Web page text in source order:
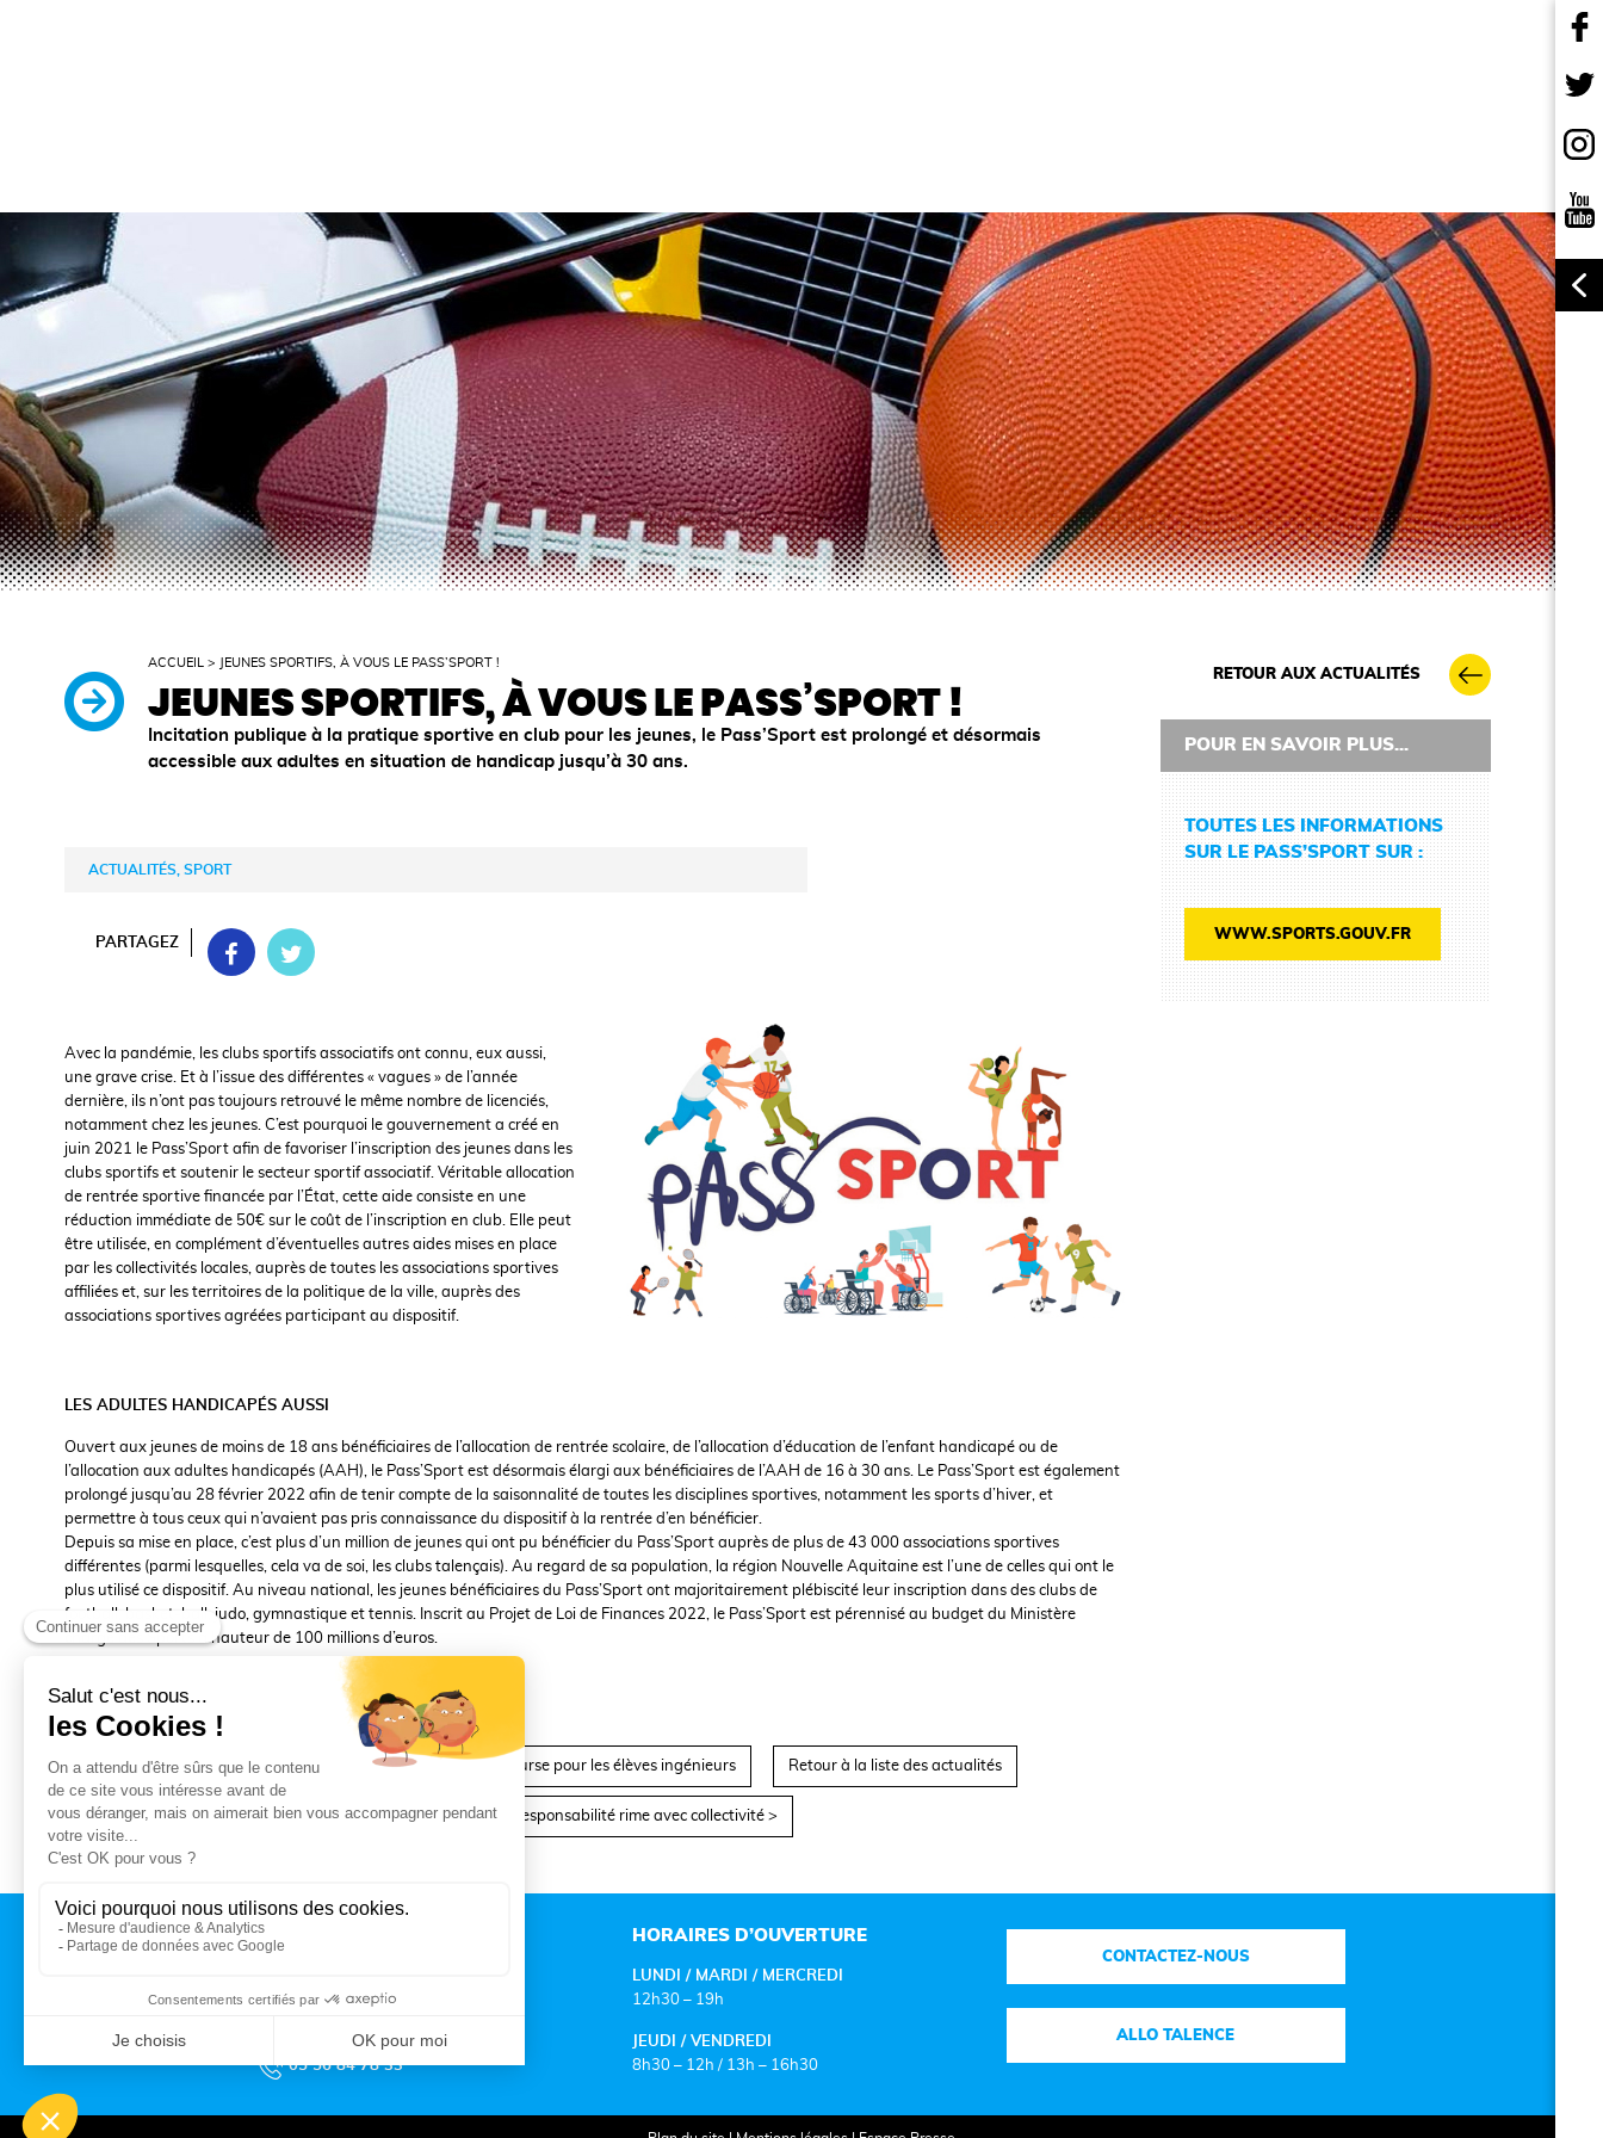
ACCUEIL > JEUNES SPORTIFS, À VOUS LE PASS’SPORT !
JEUNES SPORTIFS, À VOUS LE PASS’SPORT !
Incitation publique à la pratique sportive en club pour les jeunes, le Pass’Sport est prolongé et désormais
accessible aux adultes en situation de handicap jusqu’à 30 ans.
ACTUALITÉS, SPORT
PARTAGEZ
Avec la pandémie, les clubs sportifs associatifs ont connu, eux aussi,
une grave crise. Et à l’issue des différentes « vagues » de l’année
dernière, ils n’ont pas toujours retrouvé le même nombre de licenciés,
notamment chez les jeunes. C’est pourquoi le gouvernement a créé en
juin 2021 le Pass’Sport aﬁn de favoriser l’inscription des jeunes dans les
clubs sportifs et soutenir le secteur sportif associatif. Véritable allocation
de rentrée sportive ﬁnancée par l’État, cette aide consiste en une
réduction immédiate de 50€ sur le coût de l’inscription en club. Elle peut
être utilisée, en complément d’éventuelles autres aides mises en place
par les collectivités locales, auprès de toutes les associations sportives
affiliées et, sur les territoires de la politique de la ville, auprès des
associations sportives agréées participant au dispositif.
LES ADULTES HANDICAPÉS AUSSI
Ouvert aux jeunes de moins de 18 ans bénéﬁciaires de l’allocation de rentrée scolaire, de l’allocation d’éducation de l’enfant handicapé ou de
l’allocation aux adultes handicapés (AAH), le Pass’Sport est désormais élargi aux bénéﬁciaires de l’AAH de 16 à 30 ans. Le Pass’Sport est également
prolongé jusqu’au 28 février 2022 aﬁn de tenir compte de la saisonnalité de toutes les disciplines sportives, notamment les sports d’hiver, et
permettre à tous ceux qui n’avaient pas pris connaissance du dispositif à la rentrée d’en bénéﬁcier.
Depuis sa mise en place, c’est plus d’un million de jeunes qui ont pu bénéﬁcier du Pass’Sport auprès de plus de 43 000 associations sportives
différentes (parmi lesquelles, cela va de soi, les clubs talençais). Au regard de sa population, la région Nouvelle Aquitaine est l’une de celles qui ont le
plus utilisé ce dispositif. Au niveau national, les jeunes bénéﬁciaires du Pass’Sport ont majoritairement plébiscité leur inscription dans des clubs de
football, basket-ball, judo, gymnastique et tennis. Inscrit au Projet de Loi de Finances 2022, le Pass’Sport est pérennisé au budget du Ministère
chargé des Sports à hauteur de 100 millions d’euros.
< « Innovation Talence Universités » : une bourse pour les élèves ingénieurs Retour à la liste des actualités
Quand éco-responsabilité rime avec collectivité >
RETOUR AUX ACTUALITÉS
POUR EN SAVOIR PLUS...
TOUTES LES INFORMATIONS
SUR LE PASS’SPORT SUR :
WWW.SPORTS.GOUV.FR
CONTACT
Rue du Professeur Arnozan
05 56 84 78 33
HORAIRES D’OUVERTURE
LUNDI / MARDI / MERCREDI
12h30 – 19h
JEUDI / VENDREDI
8h30 – 12h / 13h – 16h30
CONTACTEZ-NOUS
ALLO TALENCE